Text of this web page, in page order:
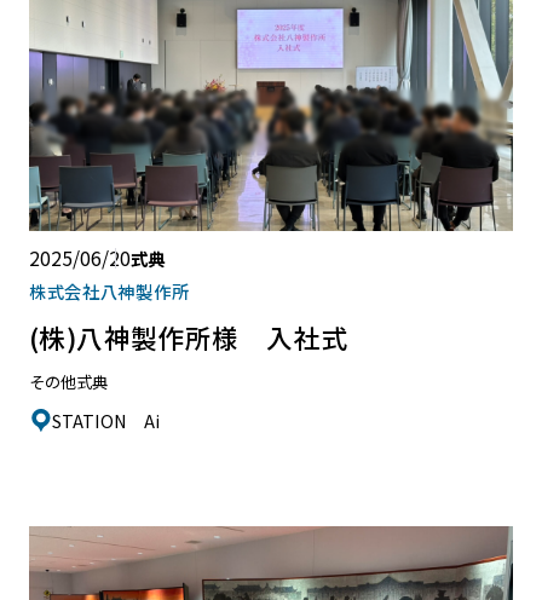
2025/06/20式典
株式会社八神製作所
(株)八神製作所様 入社式
その他式典
STATION Ai